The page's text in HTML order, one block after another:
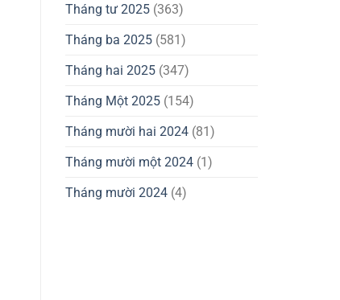
Tháng tư 2025 (363)
Tháng ba 2025 (581)
Tháng hai 2025 (347)
Tháng Một 2025 (154)
Tháng mười hai 2024 (81)
Tháng mười một 2024 (1)
Tháng mười 2024 (4)